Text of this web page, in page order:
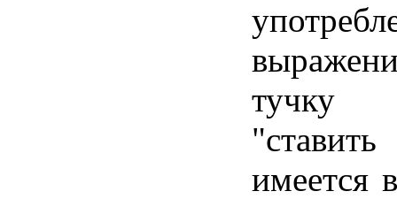
тучку
имеется